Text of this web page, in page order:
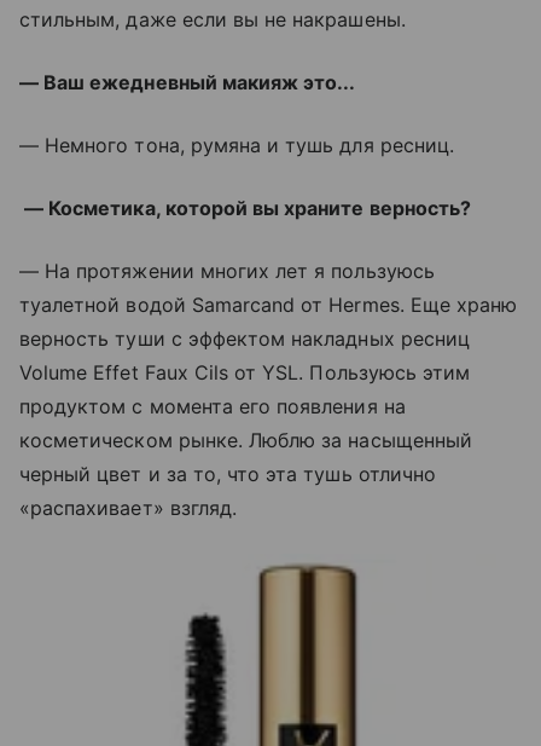
стильным, даже если вы не накрашены.
— Ваш ежедневный макияж это...
— Немного тона, румяна и тушь для ресниц.
— Косметика, которой вы храните верность?
— На протяжении многих лет я пользуюсь
туалетной водой Samarcand от Hermes. Еще храню
верность туши с эффектом накладных ресниц
Volume Effet Faux Cils от YSL. Пользуюсь этим
продуктом с момента его появления на
косметическом рынке. Люблю за насыщенный
черный цвет и за то, что эта тушь отлично
«распахивает» взгляд.